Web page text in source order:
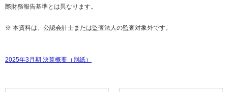
際財務報告基準とは異なります。
※ 本資料は、公認会計士または監査法人の監査対象外です。
2025年3月期 決算概要（別紙）